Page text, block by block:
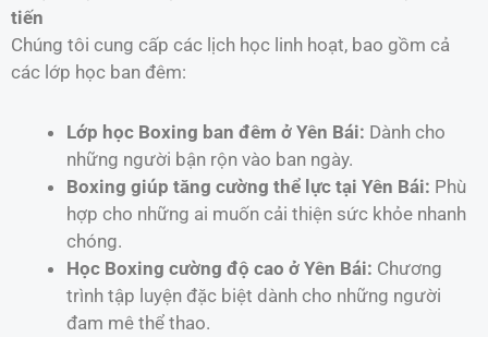
tiến
Chúng tôi cung cấp các lịch học linh hoạt, bao gồm cả
các lớp học ban đêm:
Lớp học Boxing ban đêm ở Yên Bái: Dành cho
những người bận rộn vào ban ngày.
Boxing giúp tăng cường thể lực tại Yên Bái: Phù
hợp cho những ai muốn cải thiện sức khỏe nhanh
chóng.
Học Boxing cường độ cao ở Yên Bái: Chương
trình tập luyện đặc biệt dành cho những người
đam mê thể thao.